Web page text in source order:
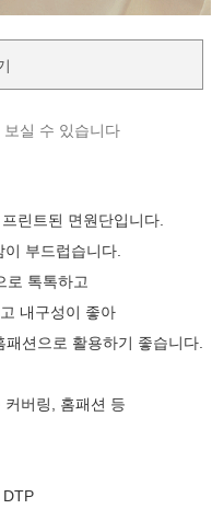
실 수 있습니다
린트된 면원단입니다.
부드럽습니다.
로 톡톡하고
내구성이 좋아
션으로 활용하기 좋습니다.
버링, 홈패션 등
DTP